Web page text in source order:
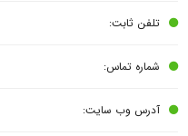
تلفن ثابت:
شماره تماس:
آدرس وب سایت: